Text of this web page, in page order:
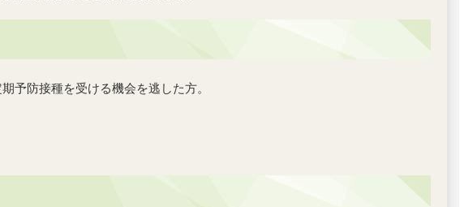
予防接種を受ける機会を逃した方。